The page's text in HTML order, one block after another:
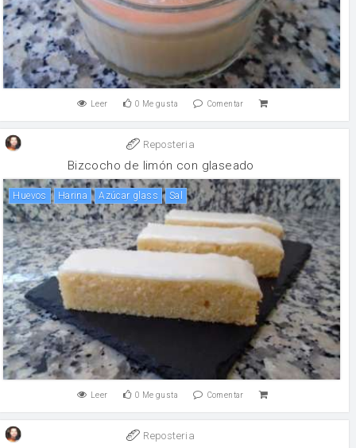
Leer 0 Me gusta Comentar
Reposteria
Bizcocho de limón con glaseado
huevos harina Azúcar glass sal
Leer 0 Me gusta Comentar
Reposteria